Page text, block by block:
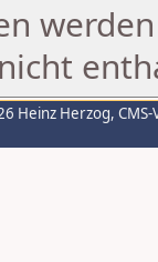
Heinz Herzog,